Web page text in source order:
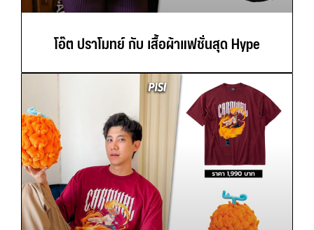
โอ๊ต ปราโมทย์ กับ เสื้อผ้าแฟชั่นสุด Hype